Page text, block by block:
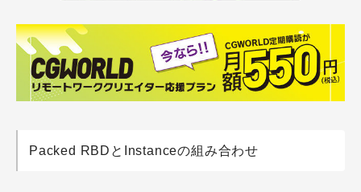
Packed RBDとInstanceの組み合わせ